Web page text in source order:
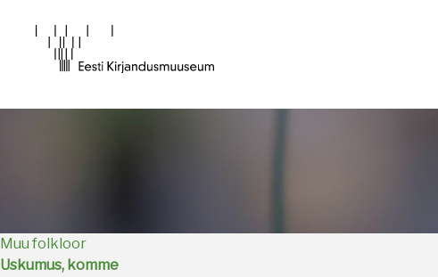
Main
Muu folkloor
Uskumus, komme